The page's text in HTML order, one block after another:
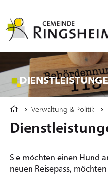
Verwaltung & Politik
Sie möchten einen Hund
neuen Rei­se­pass,